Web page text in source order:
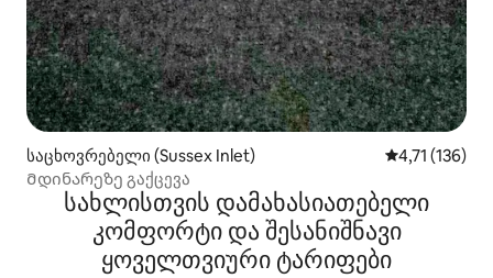
საცხოვრებელი (Sussex Inlet) საშუალო
4,71 (136)
Მდინარეზე გაქცევა
სახლისთვის დამახასიათებელი
კომფორტი და შესანიშნავი
ყოველთვიური ტარიფები